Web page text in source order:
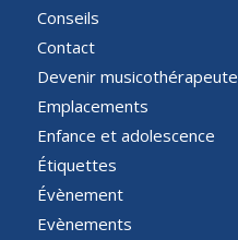
Conseils
Contact
Devenir musicothérapeute
Emplacements
Enfance et adolescence
Étiquettes
Évènement
Evènements